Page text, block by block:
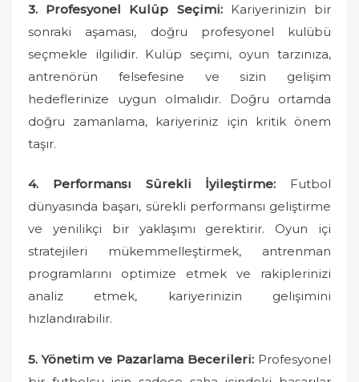
3. Profesyonel Kulüp Seçimi:Kariyerinizin bir
sonraki aşaması, doğru profesyonel kulübü
seçmekle ilgilidir. Kulüp seçimi, oyun tarzınıza,
antrenörün felsefesine ve sizin gelişim
hedeflerinize uygun olmalıdır. Doğru ortamda
doğru zamanlama, kariyeriniz için kritik önem
taşır.
4. Performansı Sürekli İyileştirme: Futbol
dünyasında başarı, sürekli performansı geliştirme
ve yenilikçi bir yaklaşımı gerektirir. Oyun içi
stratejileri mükemmelleştirmek, antrenman
programlarını optimize etmek ve rakiplerinizi
analiz etmek, kariyerinizin gelişimini
hızlandırabilir.
5. Yönetim ve Pazarlama Becerileri: Profesyonel